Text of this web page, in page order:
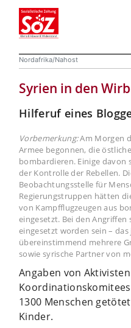
Nordafrika/Nahost
Syrien in den
Hilferuf eines
Vorbemerkung:Am Morgen
Armee begonnen, die
bombardieren. Einige davon
der Kontrolle der Rebellen.
Beobachtungsstelle für
Regierungstruppen hätten
von Kampfflugzeugen aus
eingesetzt. Bei den Angriffen
eingesetzt worden sein –
übereinstimmend mehrere
sowie syrische Partner von
Angaben von
1300 Menschen
Kinder.